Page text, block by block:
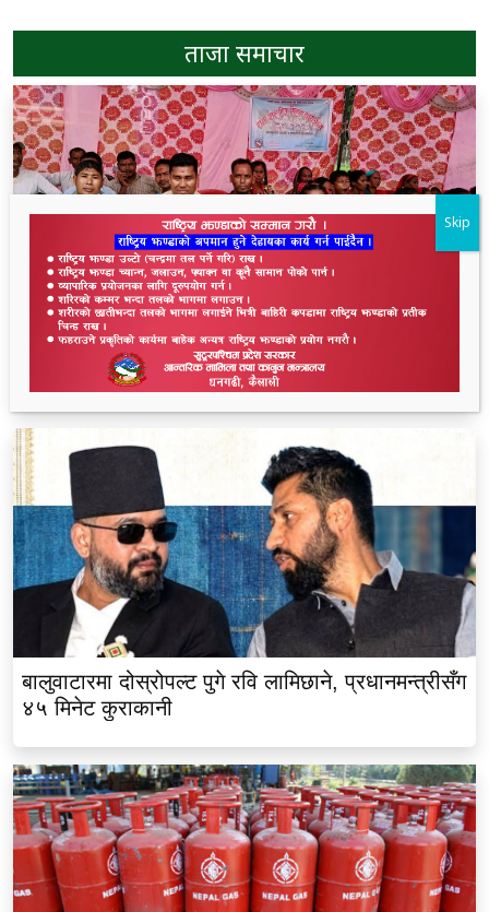
ताजा समाचार
लालझाडी–३ मा वडा स्तरीय तिज मिलन कार्यक्रम सम्पन्न
बालुवाटारमा दोस्रोपल्ट पुगे रवि लामिछाने, प्रधानमन्त्रीसँग
४५ मिनेट कुराकानी
Skip